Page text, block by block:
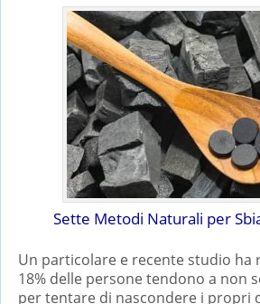
Sette Metodi Naturali per
Un particolare e recente studio ha
18% delle persone tendono a non
per tentare di nascondere i propri